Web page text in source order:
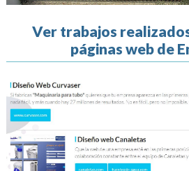
Ver trabajos
páginas web de